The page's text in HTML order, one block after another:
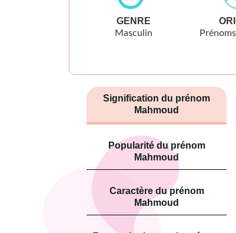
GENRE
Masculin
Signification du prénom
Mahmoud
Popularité du prénom
Mahmoud
Caractère du prénom
Mahmoud